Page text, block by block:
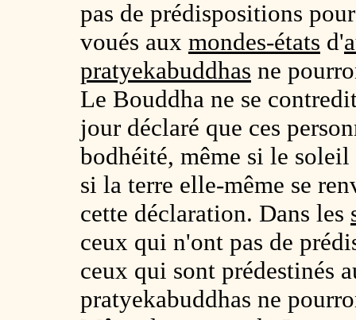
pas de prédispositions
voués aux mondes-états d'
pratyekabuddhas ne
Le Bouddha ne se
jour déclaré que ces
bodhéité, même si le
si la terre elle-même se
cette déclaration. Dans les
ceux qui n'ont pas de
ceux qui sont prédestinés
pratyekabuddhas ne